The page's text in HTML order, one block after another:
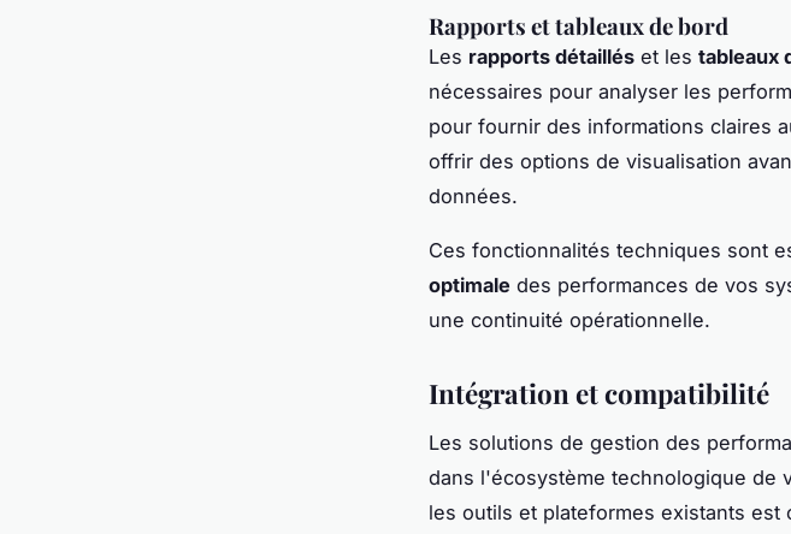
Rapports et tableaux de bord
Les rapports détaillés et les tableaux
nécessaires pour analyser les
pour fournir des informations claires
offrir des options de visualisation
données.
Ces fonctionnalités techniques sont
optimale des performances de vos
une continuité opérationnelle.
Intégration et compatibilité
Les solutions de gestion des
dans l'écosystème technologique de
les outils et plateformes existants